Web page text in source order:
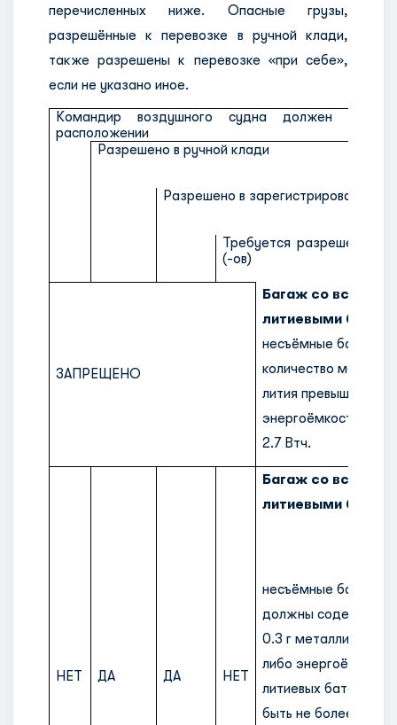
перечисленных ниже. Опасные грузы,
разрешённые к перевозке в ручной клади,
также разрешены к перевозке «при себе»,
если не указано иное.
Командир воздушного судна должен быть
расположении
Разрешено в ручной клади
Разрешено в зарегистрированном
Требуется разрешение
(-ов)
ЗАПРЕЩЕНО
Багаж со
литиевыми
несъёмные батареи,
количество
лития превышает 0.3
энергоёмкость
2.7 Втч.
НЕТ ДА ДА НЕТ
Багаж со
литиевыми
несъёмные
должны содержать
0.3 г
либо
литиевых батарей
быть не более 2.7